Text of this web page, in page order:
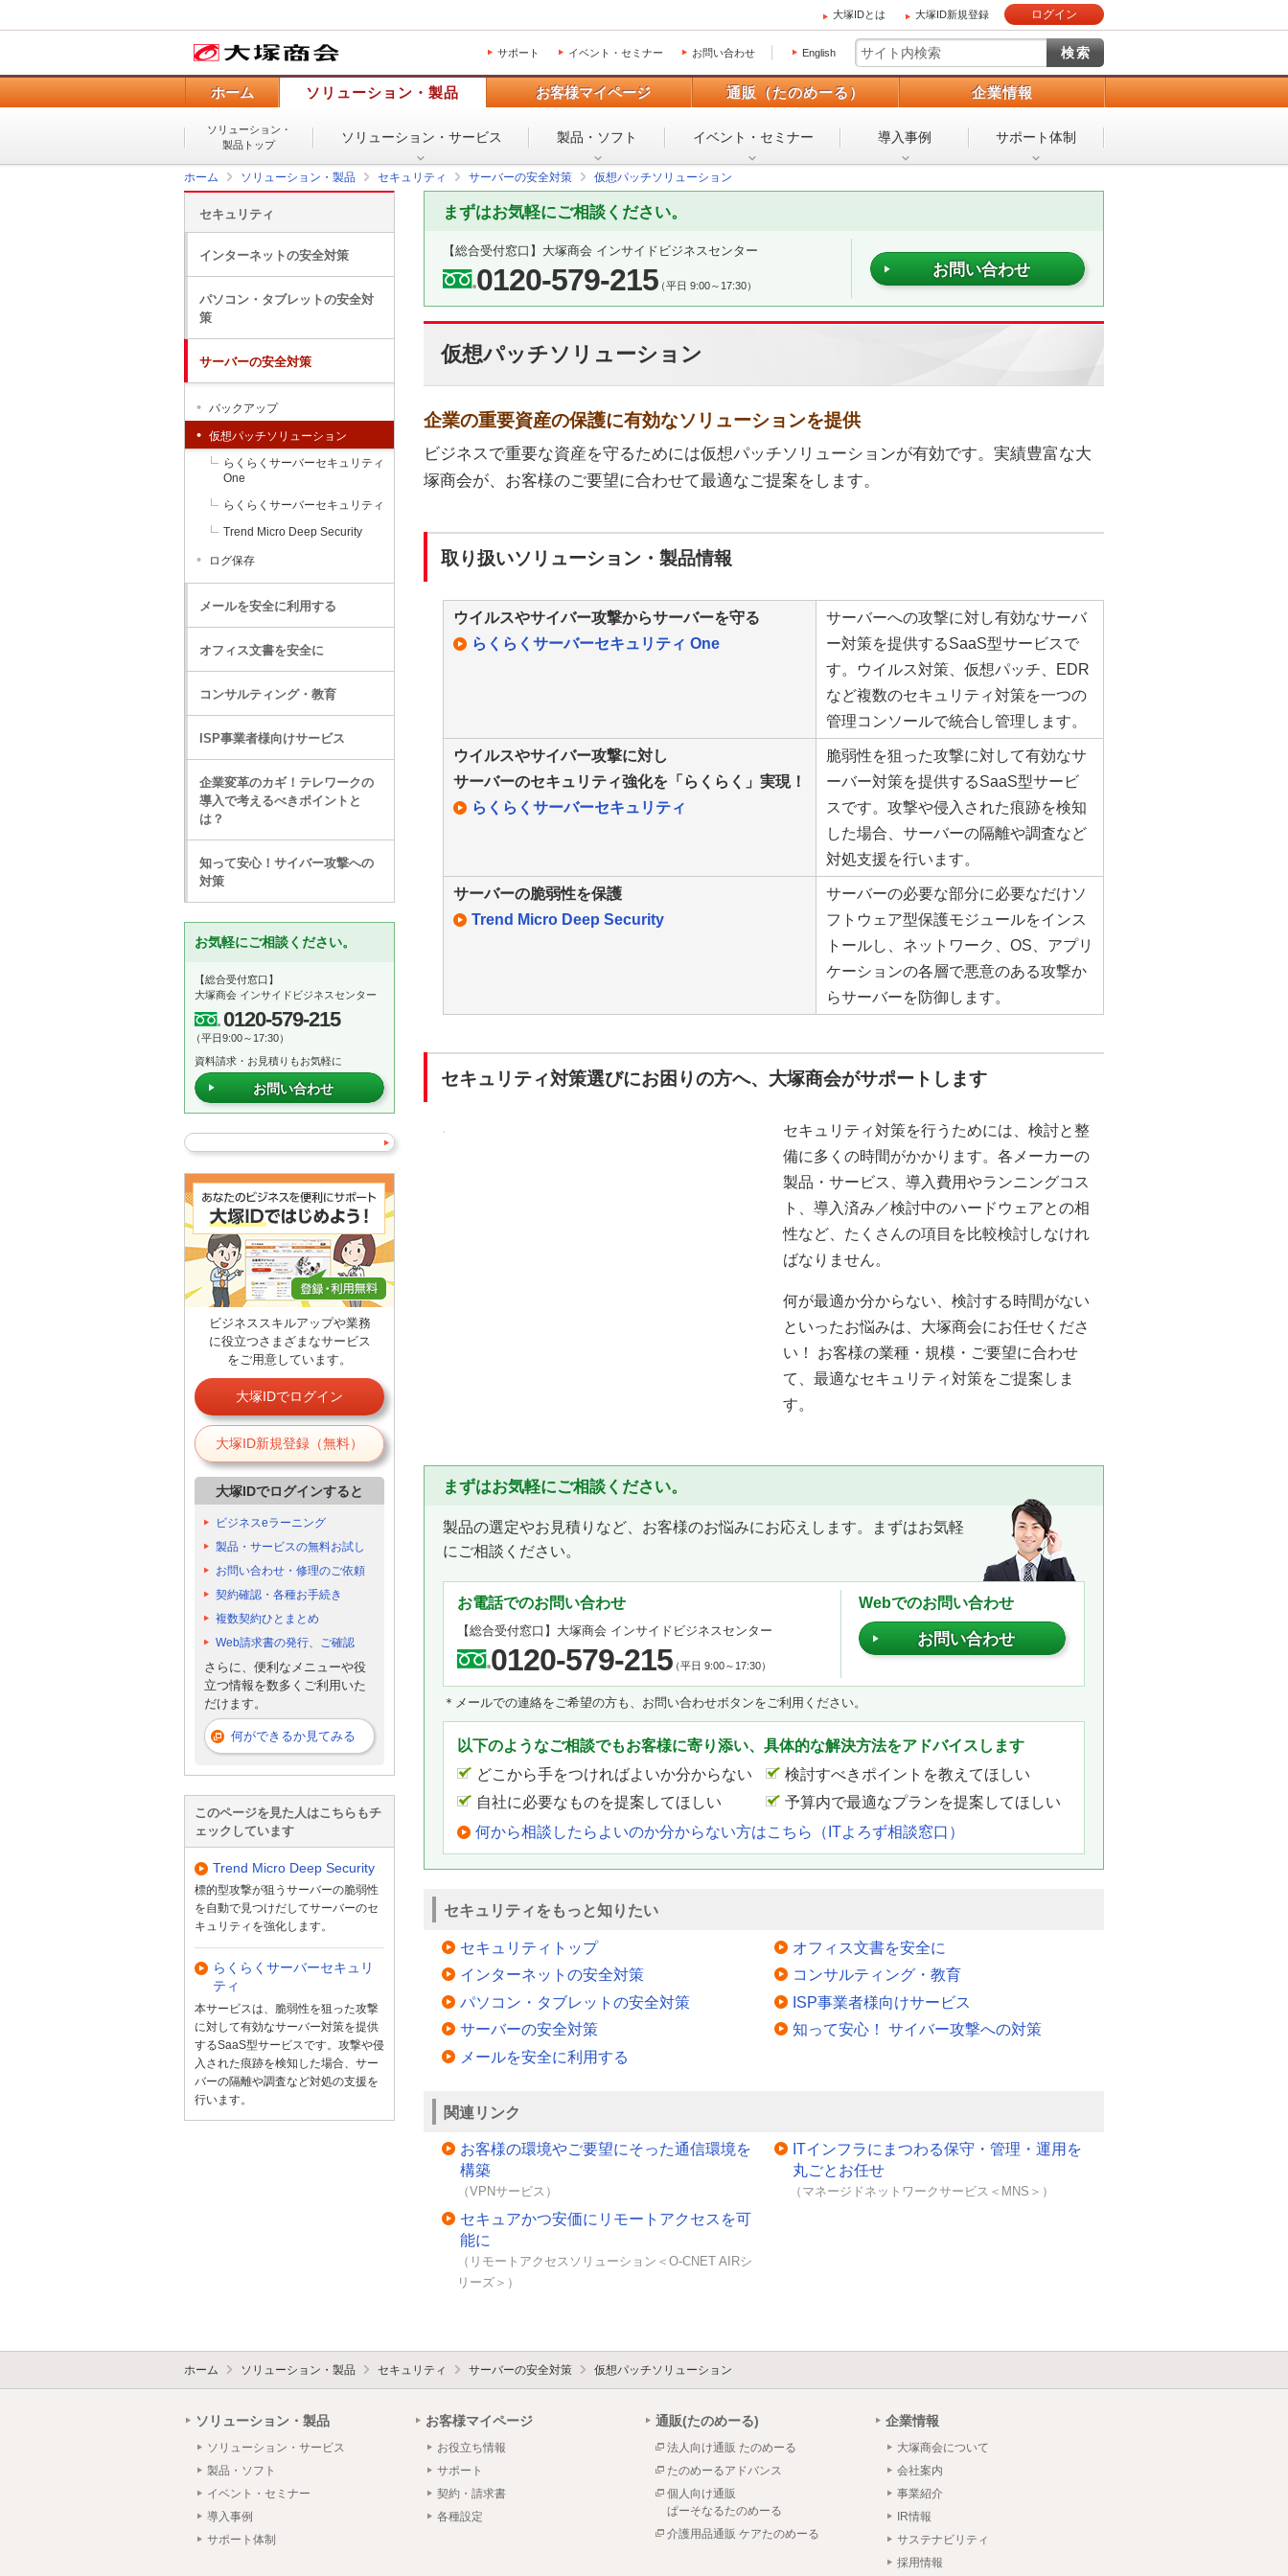
大塚IDとは 大塚ID新規登録 ログイン
サポート イベント・セミナー お問い合わせ English
ホーム ソリューション・製品 お客様マイページ 通販（たのめーる） 企業情報
ソリューション・
製品トップ
ソリューション・ サービス 製品・ソフト イベント・ セミナー 導入事例 サポート体制
ホーム ソリューション・製品 セキュリティ サーバーの安全対策 仮想パッチソリューション
まずはお気軽にご相談ください。
【総合受付窓口】 大塚商会 インサイドビジネスセンター
0120-579-215（平日 9:00～17:30）
お問い合わせ
仮想パッチソリューション
企業の重要資産の保護に有効なソリューションを提供
ビジネスで重要な資産を守るためには仮想パッチソリューションが有効です。実績豊富な大
塚商会が、お客様のご要望に合わせて最適なご提案をします。
取り扱いソリューション・製品情報
ウイルスやサイバー攻撃からサーバーを守る
らくらくサーバーセキュリティ One
サーバーへの攻撃に対し有効なサーバ
ー対策を提供するSaaS型サービスで
す。ウイルス対策、仮想パッチ、EDR
など複数のセキュリティ対策を一つの
管理コンソールで統合し管理します。
ウイルスやサイバー攻撃に対し
サーバーのセキュリティ強化を「らくらく」実現！
らくらくサーバーセキュリティ
脆弱性を狙った攻撃に対して有効なサ
ーバー対策を提供するSaaS型サービ
スです。攻撃や侵入された痕跡を検知
した場合、サーバーの隔離や調査など
対処支援を行います。
サーバーの脆弱性を保護
Trend Micro Deep Security
サーバーの必要な部分に必要なだけソ
フトウェア型保護モジュールをインス
トールし、ネットワーク、OS、アプリ
ケーションの各層で悪意のある攻撃か
らサーバーを防御します。
セキュリティ対策選びにお困りの方へ、大塚商会がサポートします
セキュリティ対策を行うためには、検討と整
備に多くの時間がかかります。各メーカーの
製品・サービス、導入費用やランニングコス
ト、導入済み／検討中のハードウェアとの相
性など、たくさんの項目を比較検討しなけれ
ばなりません。
何が最適か分からない、検討する時間がない
といったお悩みは、大塚商会にお任せくださ
い！ お客様の業種・規模・ご要望に合わせ
て、最適なセキュリティ対策をご提案しま
す。
まずはお気軽にご相談ください。
製品の選定やお見積りなど、お客様のお悩みにお応えします。まずはお気軽
にご相談ください。
お電話でのお問い合わせ
【総合受付窓口】 大塚商会 インサイドビジネスセンター
0120-579-215（平日 9:00～17:30）
Webでのお問い合わせ
お問い合わせ
＊メールでの連絡をご希望の方も、お問い合わせボタンをご利用ください。
以下のようなご相談でもお客様に寄り添い、具体的な解決方法をアドバイスします
どこから手をつければよいか分からない
検討すべきポイントを教えてほしい
自社に必要なものを提案してほしい
予算内で最適なプランを提案してほしい
何から相談したらよいのか分からない方はこちら（ITよろず相談窓口）
セキュリティをもっと知りたい
セキュリティトップ
インターネットの安全対策
パソコン・タブレットの安全対策
サーバーの安全対策
メールを安全に利用する
オフィス文書を安全に
コンサルティング・教育
ISP事業者様向けサービス
知って安心！ サイバー攻撃への対策
関連リンク
お客様の環境やご要望にそった通信環境を
構築
（VPNサービス）
セキュアかつ安価にリモートアクセスを可
能に
（リモートアクセスソリューション＜O-CNET AIRシ
リーズ＞）
ITインフラにまつわる保守・管理・運用を
丸ごとお任せ
（マネージドネットワークサービス＜MNS＞）
セキュリティ
インターネットの安全対策
パソコン・タブレットの安全対
策
サーバーの安全対策
バックアップ
仮想パッチソリューション
らくらくサーバーセキュリティ
One
らくらくサーバーセキュリティ
Trend Micro Deep Security
ログ保存
メールを安全に利用する
オフィス文書を安全に
コンサルティング・教育
ISP事業者様向けサービス
企業変革のカギ！テレワークの
導入で考えるべきポイントと
は？
知って安心！サイバー攻撃への
対策
お気軽にご相談ください。
【総合受付窓口】
大塚商会 インサイドビジネスセンター
0120-579-215
（平日9:00～17:30）
資料請求・お見積りもお気軽に
お問い合わせ
ビジネススキルアップや業務
に役立つさまざまなサービス
をご用意しています。
大塚IDでログイン
大塚ID新規登録（無料）
大塚IDでログインすると
ビジネスeラーニング
製品・サービスの無料お試し
お問い合わせ・修理のご依頼
契約確認・各種お手続き
複数契約ひとまとめ
Web請求書の発行、ご確認
さらに、便利なメニューや役
立つ情報を数多くご利用いた
だけます。
何ができるか見てみる
このページを見た人はこちらもチ
ェックしています
Trend Micro Deep Security
標的型攻撃が狙うサーバーの脆弱性
を自動で見つけだしてサーバーのセ
キュリティを強化します。
らくらくサーバーセキュリ
ティ
本サービスは、脆弱性を狙った攻撃
に対して有効なサーバー対策を提供
するSaaS型サービスです。攻撃や侵
入された痕跡を検知した場合、サー
バーの隔離や調査など対処の支援を
行います。
ホーム ソリューション・製品 セキュリティ サーバーの安全対策 仮想パッチソリューション
ソリューション・製品
ソリューション・サービス
製品・ソフト
イベント・セミナー
導入事例
サポート体制
お客様マイページ
お役立ち情報
サポート
契約・請求書
各種設定
通販(たのめーる)
法人向け通販 たのめーる
たのめーるアドバンス
個人向け通販
ぱーそなるたのめーる
介護用品通販 ケアたのめーる
企業情報
大塚商会について
会社案内
事業紹介
IR情報
サステナビリティ
採用情報